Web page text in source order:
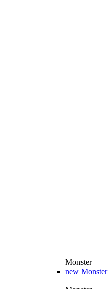
Monster
new Monster